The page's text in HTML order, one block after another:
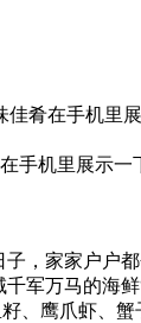
佳肴在手机里
手机里展示
，家家户户
军万马的海鲜
、鹰爪虾、